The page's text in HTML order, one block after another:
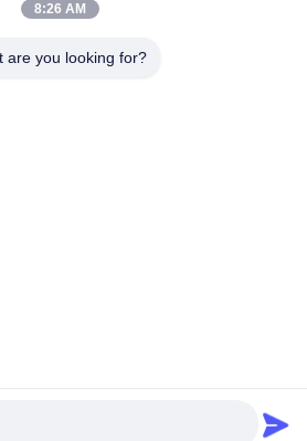
von der Maschineneinheit für das
Sie ein Angebot
8:26 AM
are you looking for?